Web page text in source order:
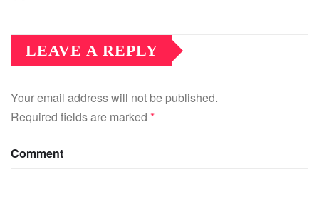
LEAVE A REPLY
Your email address will not be published.
Required fields are marked *
Comment